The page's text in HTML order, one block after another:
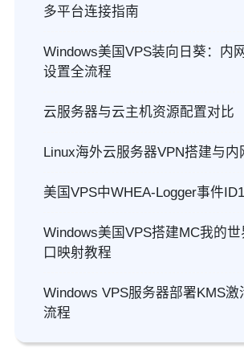
多平台连接指南
Windows美国VPS装向日葵：内
设置全流程
云服务器与云主机资源配置对比
Linux海外云服务器VPN搭建与内
美国VPS中WHEA-Logger事件
Windows美国VPS搭建MC我的
口映射教程
Windows VPS服务器部署KMS激
流程